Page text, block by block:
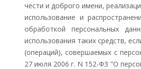
чести и доброго имени,
использование и
обработкой персональных
использования таких средств,
(операций), совершаемых с
27 июля 2006 г. N 152-ФЗ "О